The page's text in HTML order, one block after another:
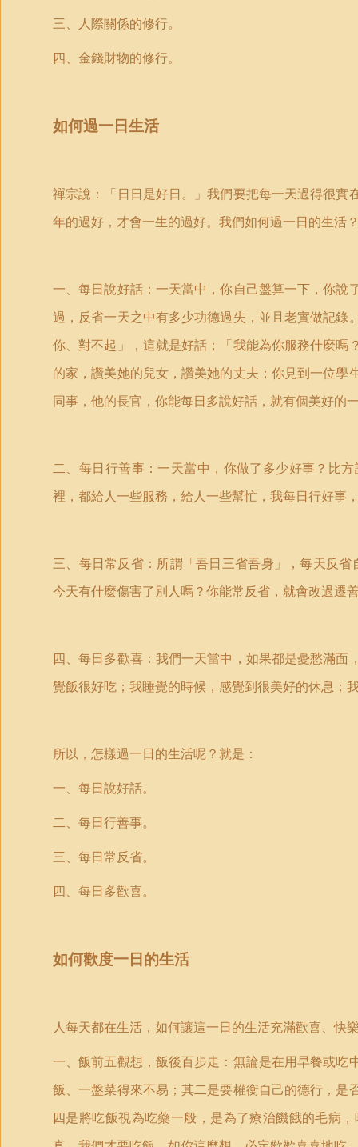
三、人際關係的修行。
四、金錢財物的修行。
如何過一日生活
禪宗說：「日日是好日。」我們要把每一天過得很
年的過好，才會一生的過好。我們如何過一日的生活
一、每日說好話：一天當中，你自己盤算一下，你
過，反省一天之中有多少功德過失，並且老實做記
你、對不起」，這就是好話；「我能為你服務什麼
的家，讚美她的兒女，讚美她的丈夫；你見到一位
同事，他的長官，你能每日多說好話，就有個美好的
二、每日行善事：一天當中，你做了多少好事？比
裡，都給人一些服務，給人一些幫忙，我每日行好事
三、每日常反省：所謂「吾日三省吾身」，每天反
今天有什麼傷害了別人嗎？你能常反省，就會改過遷
四、每日多歡喜：我們一天當中，如果都是憂愁滿
覺飯很好吃；我睡覺的時候，感覺到很美好的休息；
所以，怎樣過一日的生活呢？就是：
一、每日說好話。
二、每日行善事。
三、每日常反省。
四、每日多歡喜。
如何歡度一日的生活
人每天都在生活，如何讓這一日的生活充滿歡喜、快
一、飯前五觀想，飯後百步走：無論是在用早餐或
飯、一盤菜得來不易；其二是要權衡自己的德行，
四是將吃飯視為吃藥一般，是為了療治饑餓的毛病